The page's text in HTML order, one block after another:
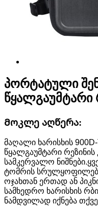
პორტატული
Მოკლე აღწერა:
მაღალი ხარისხის
წყალგაუმტარი
სამკერვალო
ტომრის
ოჯახთან ერთად ან
სამხედრო ხარისხის
ნამდვილად იქნება